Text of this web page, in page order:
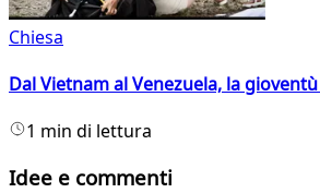
Chiesa
Dal Vietnam al Venezuela, la
1 min di lettura
Idee e commenti